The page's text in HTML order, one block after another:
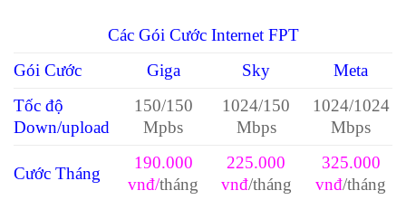
Các Gói Cước Internet FPT
Gói Cước
Giga Sky
Meta
Tốc độ
Down/upload
150/150
Mpbs
1024/150
Mbps
1024/1024
Mbps
Cước Tháng
190.000
vnđ/tháng
225.000
vnđ/tháng
325.000
vnđ/tháng